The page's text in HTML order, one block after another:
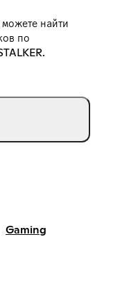
найти
по
Gaming